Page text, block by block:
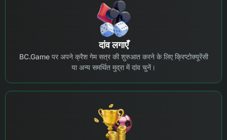
दांव लगाएँ
BC.Game पर अपने क्रैश गेम सत्र की शुरुआत करने के लिए क्रिप्टोक्यूरेंसी
या अन्य समर्थित मुद्रा में दांव चुनें।